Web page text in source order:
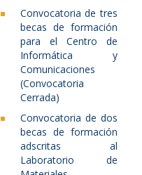
Convocatoria de tres
becas de formación
para el Centro de
Informática y
Comunicaciones
(Convocatoria
Cerrada)
Convocatoria de dos
becas de formación
adscritas al
Laboratorio de